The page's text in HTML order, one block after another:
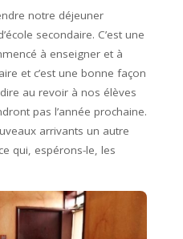
notre déjeuner
secondaire. C’est une
à enseigner et à
et c’est une bonne façon
au revoir à nos élèves
pas l’année prochaine.
arrivants un autre
qui, espérons-le, les